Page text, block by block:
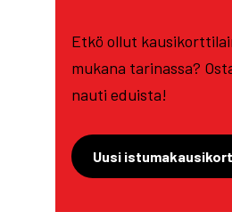
Etkö ollut
mukana tarinassa?
nauti eduista!
Uusi